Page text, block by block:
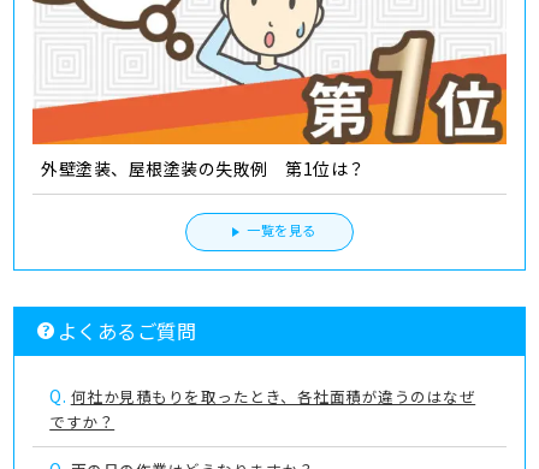
外壁塗装、屋根塗装の失敗例 第1位は？
一覧を見る
よくあるご質問
Q. 何社か見積もりを取ったとき、各社面積が違うのはなぜ
ですか？